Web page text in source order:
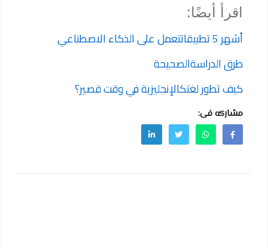
اقرأ أيضًا:
أشهر 5 تطبيقاتتعمل على الذكاء الاصطناعي
طرق الدراسةالصحيحة
كيف تطور لغتكالإنجليزية في وقت قصير؟
مشاركه فى: